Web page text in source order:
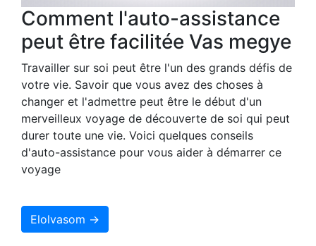
Comment l'auto-assistance
peut être facilitée Vas megye
Travailler sur soi peut être l'un des grands défis de
votre vie. Savoir que vous avez des choses à
changer et l'admettre peut être le début d'un
merveilleux voyage de découverte de soi qui peut
durer toute une vie. Voici quelques conseils
d'auto-assistance pour vous aider à démarrer ce
voyage
Elolvasom →